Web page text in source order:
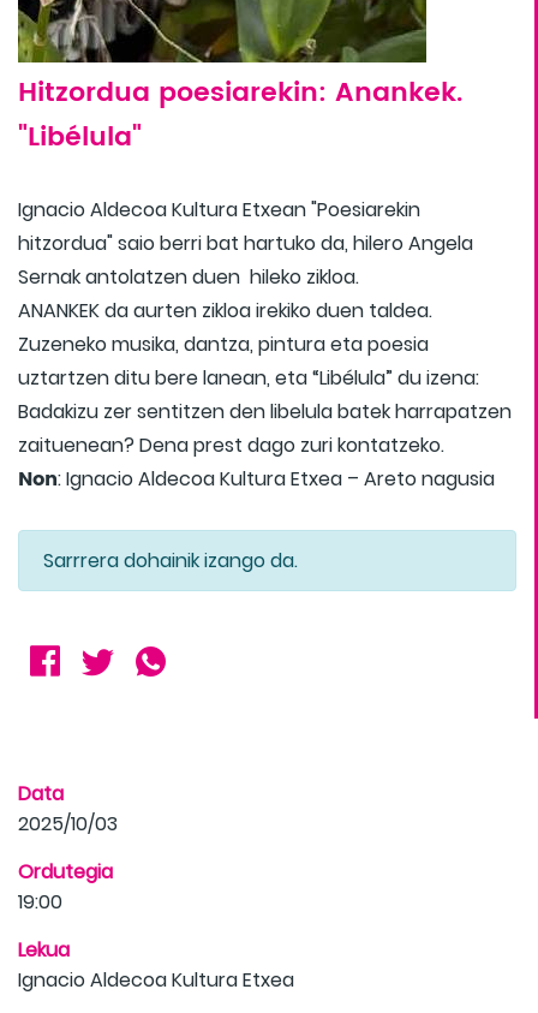
Hitzordua poesiarekin: Anankek.
"Libélula"
Ignacio Aldecoa Kultura Etxean "Poesiarekin
hitzordua" saio berri bat hartuko da, hilero Angela
Sernak antolatzen duen hileko zikloa.
ANANKEK da aurten zikloa irekiko duen taldea.
Zuzeneko musika, dantza, pintura eta poesia
uztartzen ditu bere lanean, eta “Libélula” du izena:
Badakizu zer sentitzen den libelula batek harrapatzen
zaituenean? Dena prest dago zuri kontatzeko.
Non: Ignacio Aldecoa Kultura Etxea – Areto nagusia
Sarrrera dohainik izango da.
Data
2025/10/03
Ordutegia
19:00
Lekua
Ignacio Aldecoa Kultura Etxea